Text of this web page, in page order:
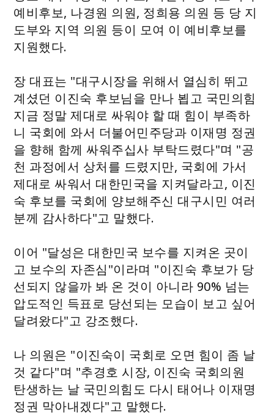
예비후보, 나경원 의원, 정희용 의원 등 당 지
도부와 지역 의원 등이 모여 이 예비후보를
지원했다.
장 대표는 "대구시장을 위해서 열심히 뛰고
계셨던 이진숙 후보님을 만나 뵙고 국민의힘
지금 정말 제대로 싸워야 할 때 힘이 부족하
니 국회에 와서 더불어민주당과 이재명 정권
을 향해 함께 싸워주십사 부탁드렸다"며 "공
천 과정에서 상처를 드렸지만, 국회에 가서
제대로 싸워서 대한민국을 지켜달라고, 이진
숙 후보를 국회에 양보해주신 대구시민 여러
분께 감사하다"고 말했다.
이어 "달성은 대한민국 보수를 지켜온 곳이
고 보수의 자존심"이라며 "이진숙 후보가 당
선되지 않을까 봐 온 것이 아니라 90% 넘는
압도적인 득표로 당선되는 모습이 보고 싶어
달려왔다"고 강조했다.
나 의원은 "이진숙이 국회로 오면 힘이 좀 날
것 같다"며 "추경호 시장, 이진숙 국회의원
탄생하는 날 국민의힘도 다시 태어나 이재명
정권 막아내겠다"고 말했다.